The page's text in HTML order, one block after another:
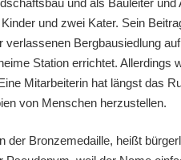
und zwei Kater. Sein
verlassenen Bergbausiedlung
Station errichtet. Allerdings
Mitarbeiterin hat längst das
von Menschen herzustellen.
der Bronzemedaille, heißt